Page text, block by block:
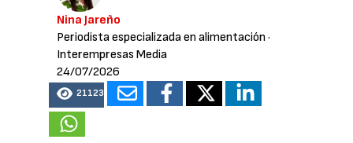
Nina Jareño
Periodista especializada en alimentación ·
Interempresas Media
24/07/2026
21123